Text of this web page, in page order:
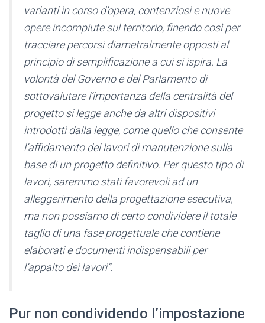
varianti in corso d’opera, contenziosi e nuove
opere incompiute sul territorio, finendo così per
tracciare percorsi diametralmente opposti al
principio di semplificazione a cui si ispira. La
volontà del Governo e del Parlamento di
sottovalutare l’importanza della centralità del
progetto si legge anche da altri dispositivi
introdotti dalla legge, come quello che consente
l’affidamento dei lavori di manutenzione sulla
base di un progetto definitivo. Per questo tipo di
lavori, saremmo stati favorevoli ad un
alleggerimento della progettazione esecutiva,
ma non possiamo di certo condividere il totale
taglio di una fase progettuale che contiene
elaborati e documenti indispensabili per
l’appalto dei lavori”.
Pur non condividendo l’impostazione